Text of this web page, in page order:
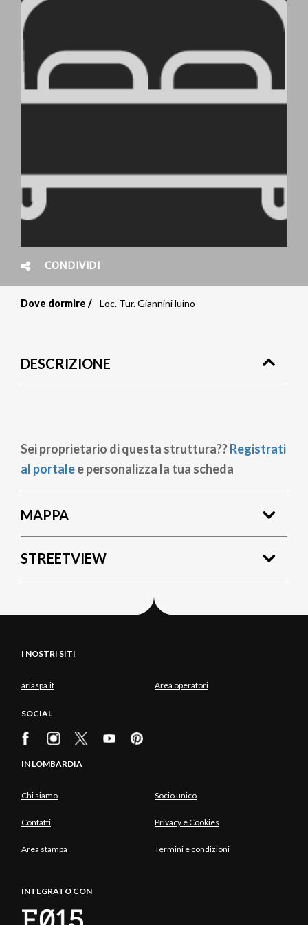
CONDIVIDI
pane
Dove dormire Loc. Tur. Giannini luino
DESCRIZIONE
Sei proprietario di questa struttura??Registrati
al portalee personalizza la tua scheda
MAPPA
STREETVIEW
I NOSTRI SITI
ariaspa.it Area operatori
SOCIAL
IN LOMBARDIA
Chi siamo Socio unico
Contatti Privacy e Cookies
Area stampa Termini e condizioni
INTEGRATO CON